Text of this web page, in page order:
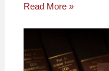
Read More »